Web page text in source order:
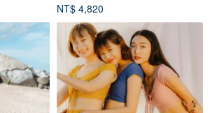
NT$ 4,820